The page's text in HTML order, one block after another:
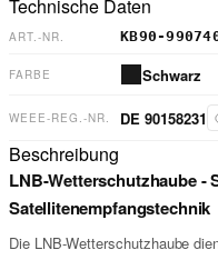
Technische Daten
ART.-NR. KB90-
FARBE Schwarz
WEEE-REG.-NR. DE 90158231
Beschreibung
LNB-Wetterschutzhaube -
Satellitenempfangstechnik
Die LNB-Wetterschutzhaube